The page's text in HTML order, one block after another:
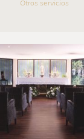
Otros servicios